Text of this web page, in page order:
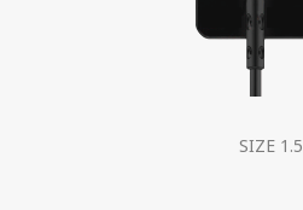
SIZE 1.5